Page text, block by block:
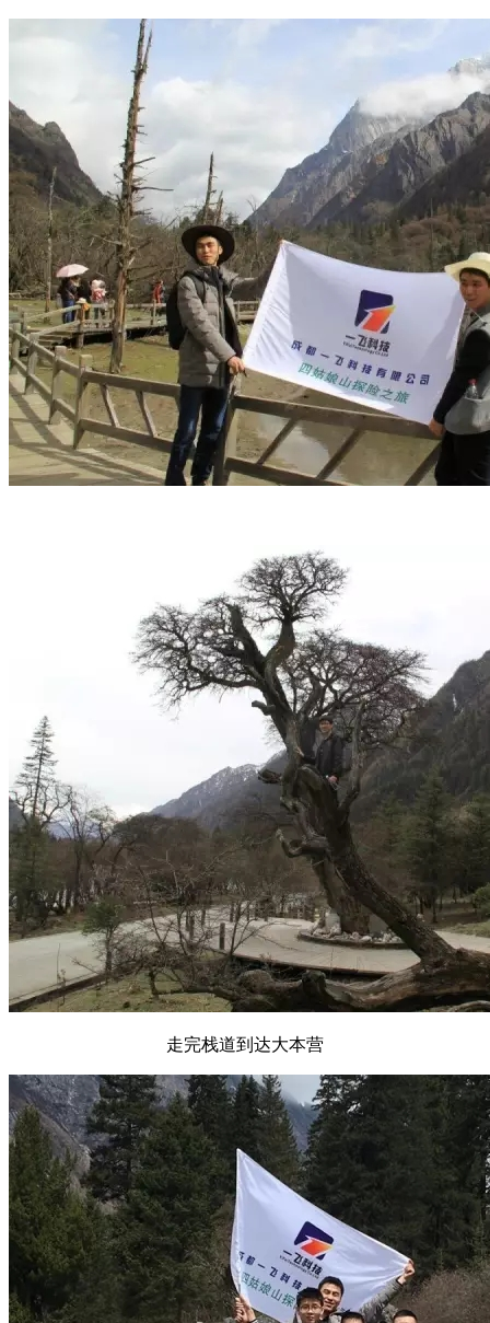
走完栈道到达大本营